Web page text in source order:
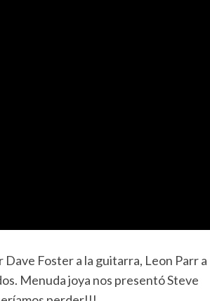
Foster a la guitarra, Leon Parr a
Menuda joya nos presentó Steve